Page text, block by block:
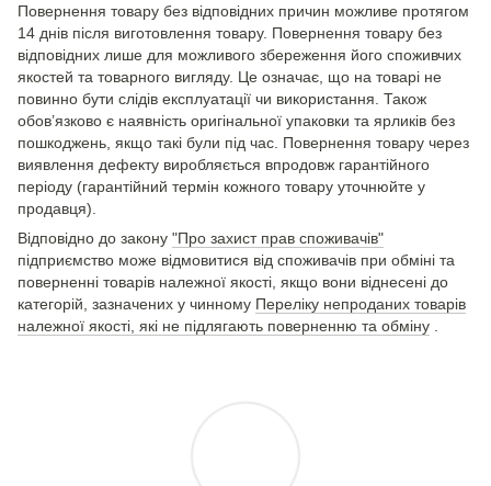
Повернення товару без відповідних причин можливе протягом
14 днів після виготовлення товару. Повернення товару без
відповідних лише для можливого збереження його споживчих
якостей та товарного вигляду. Це означає, що на товарі не
повинно бути слідів експлуатації чи використання. Також
обов’язково є наявність оригінальної упаковки та ярликів без
пошкоджень, якщо такі були під час. Повернення товару через
виявлення дефекту виробляється впродовж гарантійного
періоду (гарантійний термін кожного товару уточнюйте у
продавця).
Відповідно до закону "Про захист прав споживачів"
підприємство може відмовитися від споживачів при обміні та
поверненні товарів належної якості, якщо вони віднесені до
категорій, зазначених у чинному Переліку непроданих товарів
належної якості, які не підлягають поверненню та обміну